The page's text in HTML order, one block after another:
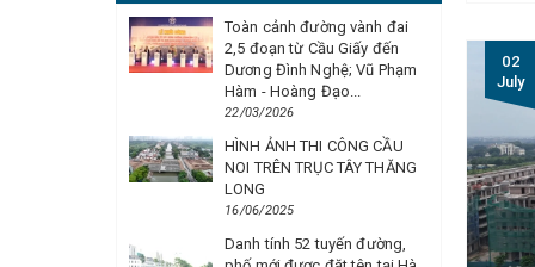
02
July
Toàn cảnh đường vành đai
2,5 đoạn từ Cầu Giấy đến
Dương Đình Nghệ; Vũ Phạm
Hàm - Hoàng Đạo...
22/03/2026
HÌNH ẢNH THI CÔNG CẦU
NOI TRÊN TRỤC TÂY THĂNG
LONG
16/06/2025
Danh tính 52 tuyến đường,